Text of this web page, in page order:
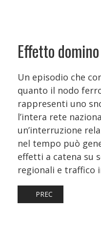
Effetto
Un episodio che
quanto il nodo
rappresenti uno
l’intera rete
un’interruzione
nel tempo può
effetti a catena su
regionali e traffico
ARTICOLO
PREC